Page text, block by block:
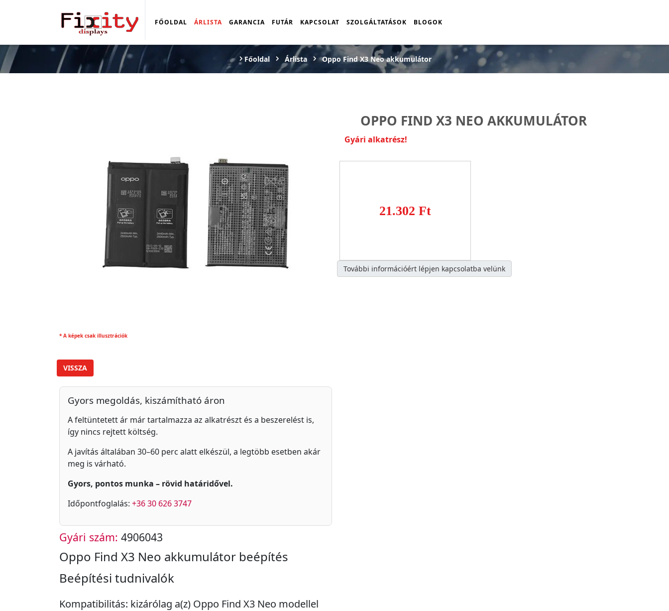
FŐOLDAL ÁRLISTA GARANCIA FUTÁR KAPCSOLAT SZOLGÁLTATÁSOK BLOGOK
Főoldal Árlista Oppo Find X3 Neo akkumulátor
* A képek csak illusztrációk
OPPO FIND X3 NEO AKKUMULÁTOR
Gyári alkatrész!
21.302 Ft
További információért lépjen kapcsolatba velünk
VISSZA
Gyors megoldás, kiszámítható áron
A feltüntetett ár már tartalmazza az alkatrészt és a beszerelést is,
így nincs rejtett költség.
A javítás általában 30–60 perc alatt elkészül, a legtöbb esetben akár
meg is várható.
Gyors, pontos munka – rövid határidővel.
Időpontfoglalás: +36 30 626 3747
Gyári szám: 4906043
Oppo Find X3 Neo akkumulátor beépítés
Beépítési tudnivalók
Kompatibilitás: kizárólag a(z) Oppo Find X3 Neo modellel